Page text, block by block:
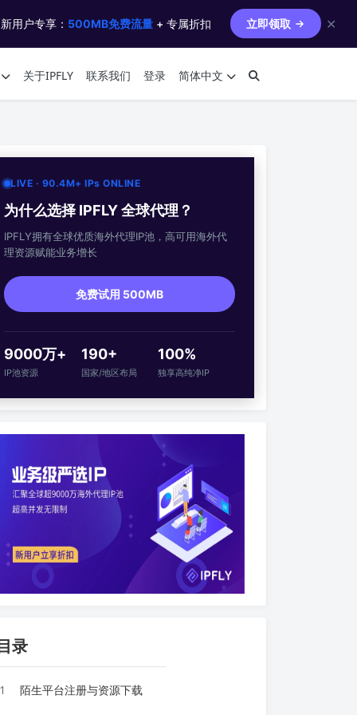
用户专享： 500MB免费流量 + 专属折扣 立即领取 ✕
关于IPFLY 联系我们 登录 简体中文
LIVE · 90.4M+ IPs ONLINE
为什么选择 IPFLY 全球代理？
IPFLY拥有全球优质海外代理IP池，高可用海外代
理资源赋能业务增长
免费试用 500MB
9000万+
IP池资源
190+
国家/地区布局
100%
独享高纯净IP
录
1 陌生平台注册与资源下载